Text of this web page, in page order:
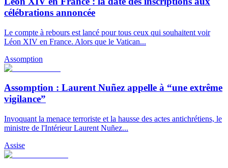
célébrations annoncée
Le compte à rebours est lancé pour tous ceux qui souhaitent voir
Léon XIV en France. Alors que le Vatican...
Assomption
Assomption : Laurent Nuñez appelle à “une extrême
vigilance”
Invoquant la menace terroriste et la hausse des actes antichrétiens, le
ministre de l'Intérieur Laurent Nuñez...
Assise